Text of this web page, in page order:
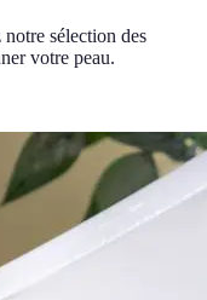
sélection des
votre peau.